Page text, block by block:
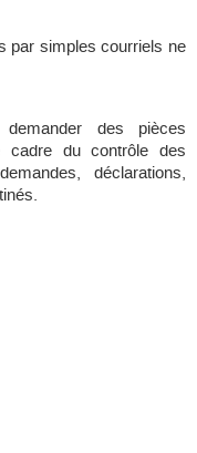
par simples courriels ne
des pièces
cadre du contrôle des
déclarations,